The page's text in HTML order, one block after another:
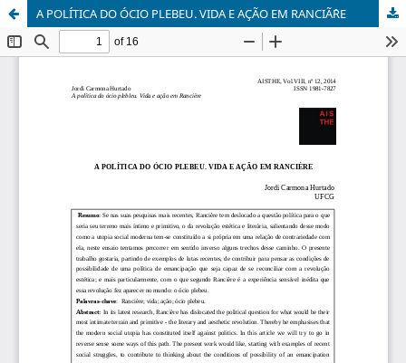
A POLÍTICA DO ÓCIO PLEBEU. VIDA E AÇÃO EM RANCIÃˆRE